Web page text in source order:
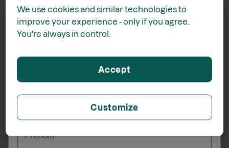
We use cookies and similar technologies to
improve your experience - only if you agree.
You're always in control.
Customize
Accept
15% de rabais*
lors de votre inscription à l'infolettre
_______